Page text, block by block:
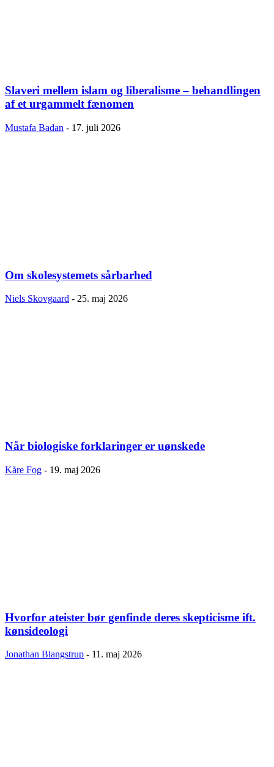
Slaveri mellem islam og liberalisme – behandlingen
af et urgammelt fænomen
Mustafa Badan - 17. juli 2026
Om skolesystemets sårbarhed
Niels Skovgaard - 25. maj 2026
Når biologiske forklaringer er uønskede
Kåre Fog - 19. maj 2026
Hvorfor ateister bør genfinde deres skepticisme ift.
kønsideologi
Jonathan Blangstrup - 11. maj 2026